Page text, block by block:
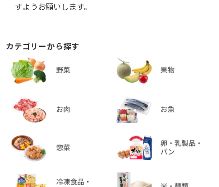
すようお願いします。
カテゴリーから探す